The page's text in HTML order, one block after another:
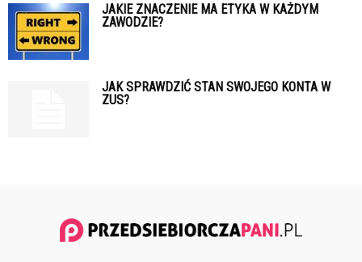
JAKIE ZNACZENIE MA ETYKA W KAŻDYM
ZAWODZIE?
JAK SPRAWDZIĆ STAN SWOJEGO KONTA W
ZUS?